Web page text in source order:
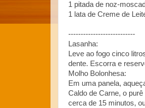
1 pitada de noz-
1 lata de Creme de
---------------------------
Lasanha:
Leve ao fogo cinco
dente. Escorra e
Molho Bolonhesa:
Em uma panela,
Caldo de Carne, o
cerca de 15 minutos,